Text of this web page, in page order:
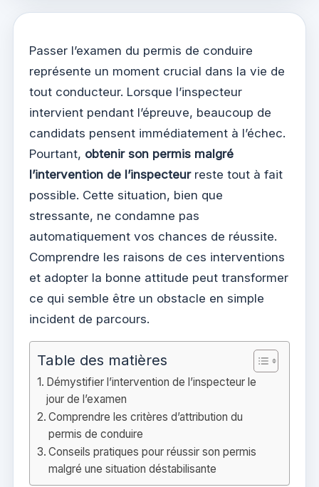
Passer l’examen du permis de conduire
représente un moment crucial dans la vie de
tout conducteur. Lorsque l’inspecteur
intervient pendant l’épreuve, beaucoup de
candidats pensent immédiatement à l’échec.
Pourtant, obtenir son permis malgré
l’intervention de l’inspecteurreste tout à fait
possible. Cette situation, bien que
stressante, ne condamne pas
automatiquement vos chances de réussite.
Comprendre les raisons de ces interventions
et adopter la bonne attitude peut transformer
ce qui semble être un obstacle en simple
incident de parcours.
Table des matières
Démystifier l’intervention de l’inspecteur le
jour de l’examen
Comprendre les critères d’attribution du
permis de conduire
Conseils pratiques pour réussir son permis
malgré une situation déstabilisante